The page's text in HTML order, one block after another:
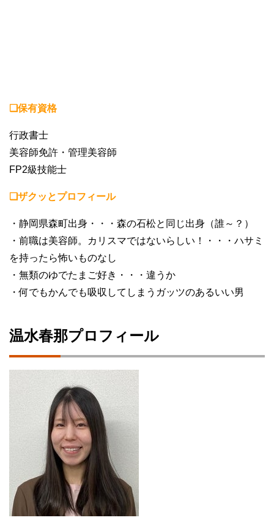
❏保有資格
行政書士
美容師免許・管理美容師
FP2級技能士
❏ザクッとプロフィール
・静岡県森町出身・・・森の石松と同じ出身（誰～？）
・前職は美容師。カリスマではないらしい！・・・ハサミ
を持ったら怖いものなし
・無類のゆでたまご好き・・・違うか
・何でもかんでも吸収してしまうガッツのあるいい男
温水春那プロフィール